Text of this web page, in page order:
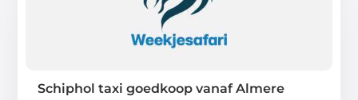
Schiphol taxi goedkoop vanaf Almere